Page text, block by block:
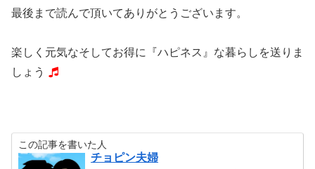
最後まで読んで頂いてありがとうございます。
楽しく元気なそしてお得に『ハピネス』な暮らしを送りま
しょう
この記事を書いた人
チョピン夫婦